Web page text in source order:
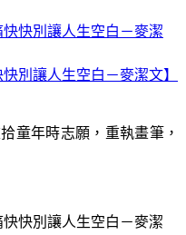
別讓人生空白－麥潔文】
童年時志願，重執畫筆，